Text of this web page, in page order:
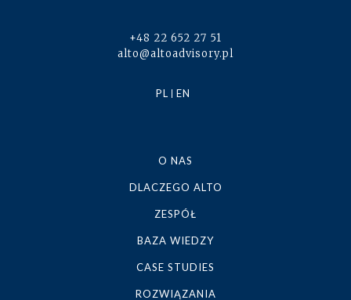
+48 22 652 27 51
alto@altoadvisory.pl
PL EN
O NAS
DLACZEGO ALTO
ZESPÓŁ
BAZA WIEDZY
CASE STUDIES
ROZWIĄZANIA